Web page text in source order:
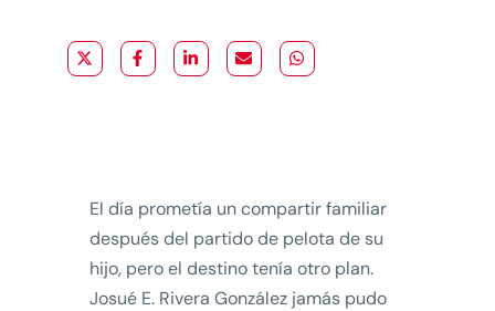
El día prometía un compartir familiar
después del partido de pelota de su
hijo, pero el destino tenía otro plan.
Josué E. Rivera González jamás pudo